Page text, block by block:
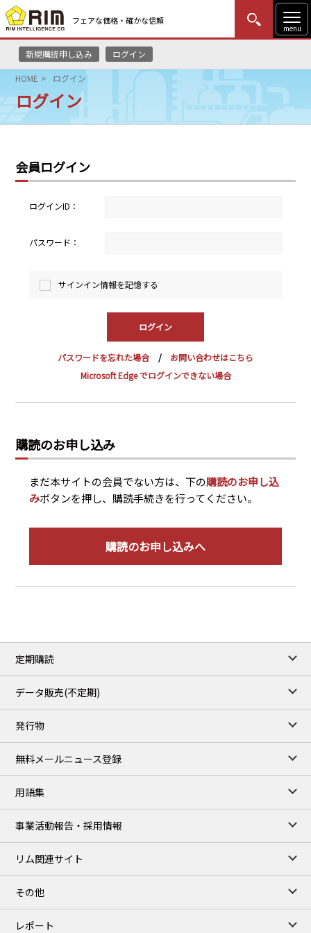
フェアな価格・確かな信頼
menu
新規購読申し込み ログイン
MENU
はじめての方
HOME
リムレポート
メソドロジー
研修・セミナー
採用情報
English Website
瑞姆亜太能源諮問(北京)
HOME ログイン
ログイン
会員ログイン
ログインID：
パスワード：
サインイン情報を記憶する
パスワードを忘れた場合
お問い合わせはこちら
Microsoft Edge でログインできない場合
購読のお申し込み
まだ本サイトの会員でない方は、下の購読のお申し込
みボタンを押し、購読手続きを行ってください。
購読のお申し込みへ
定期購読
データ販売(不定期)
発行物
無料メールニュース登録
用語集
事業活動報告・採用情報
リム関連サイト
その他
レポート